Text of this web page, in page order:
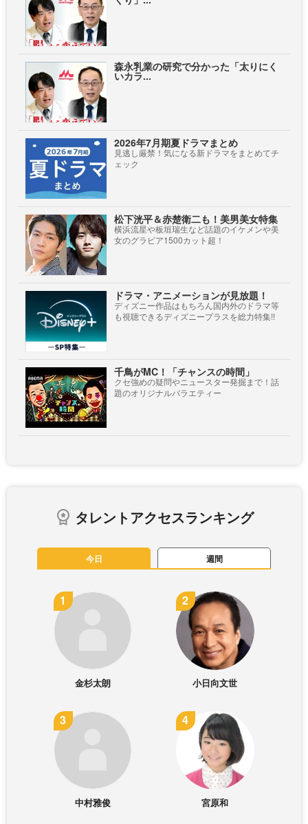
森永乳業の研究で分かった「太りにく
いカラ...
2026年7月期夏ドラマまとめ
見逃し厳禁！気になる新ドラマをまとめてチ
ェック
松下洸平＆赤楚衛二も！美男美女特集
横浜流星や板垣瑞生など話題のイケメンや美
女のグラビア1500カット超！
ドラマ・アニメーションが見放題！
ディズニー作品はもちろん国内外のドラマ等
も視聴できるディズニープラスを総力特集!!
千鳥がMC！「チャンスの時間」
クセ強めの疑問やニュースター発掘まで！話
題のオリジナルバラエティー
タレントアクセスランキング
今日 週間
金杉太朗 小日向文世
中村雅俊 宮原和